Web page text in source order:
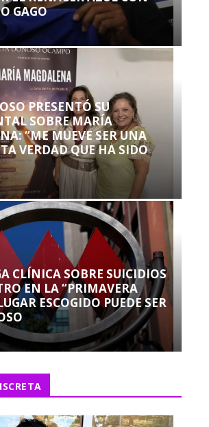
GAGO
PRESENTÓ SU
SOBRE MARÍA
“ME MUEVE SER UNA
VERDAD QUE HA SIDO
CLÍNICA SOBRE SUICIDIOS
EN LA “PRIMAVERA
ESCOGIDO PUEDE SER